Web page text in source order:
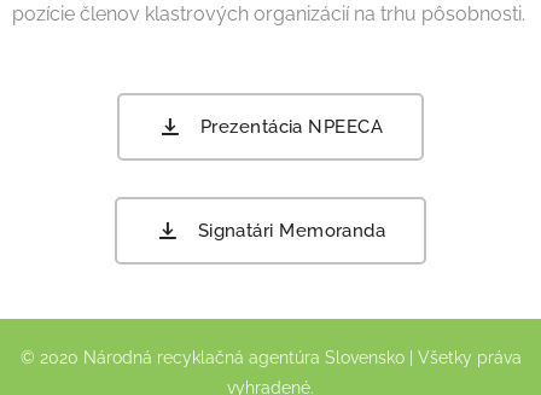
pozície členov klastrových organizácií na trhu pôsobnosti.
Prezentácia NPEECA
Signatári Memoranda
© 2020 Národná recyklačná agentúra Slovensko | Všetky práva
vyhradené.